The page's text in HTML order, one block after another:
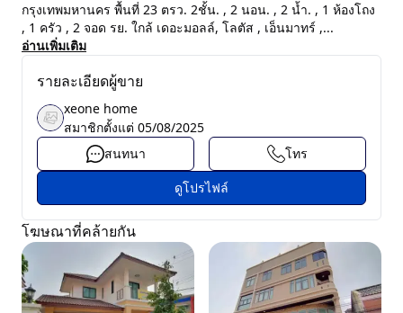
กรุงเทพมหานคร พื้นที่ 23 ตรว. 2ชั้น. , 2 นอน. , 2 น้ำ. , 1 ห้องโถง
, 1 ครัว , 2 จอด รย. ใกล้ เดอะมอลล์, โลตัส , เอ็นมาทร์ ,...
อ่านเพิ่มเติม
รายละเอียดผู้ขาย
xeone home
สมาชิกตั้งแต่ 05/08/2025
สนทนา
โทร
ดูโปรไฟล์
โฆษณาที่คล้ายกัน